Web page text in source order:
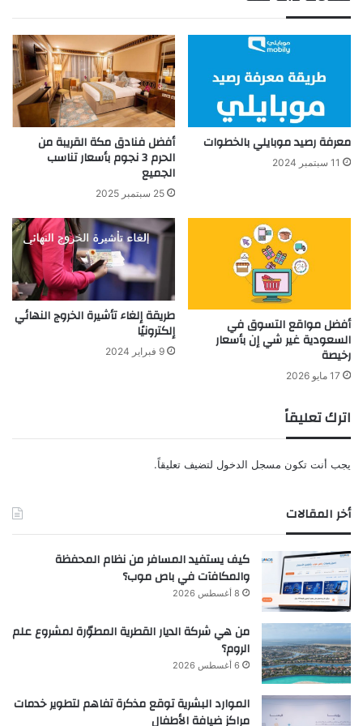
معرفة رصيد موبايلي بالخطوات
11 سبتمبر 2024
أفضل فنادق مكة القريبة من
الحرم 3 نجوم بأسعار تناسب
الجميع
25 سبتمبر 2025
أفضل مواقع التسوق في
السعودية غير شي إن بأسعار
رخيصة
17 مايو 2026
طريقة إلغاء تأشيرة الخروج النهائي
إلكترونيًا
9 فبراير 2024
اترك تعليقاً
يجب أنت تكون مسجل الدخول لتضيف تعليقاً.
أخر المقالات
كيف يستفيد المسافر من نظام المحفظة
والمكافآت في باص موب؟
8 أغسطس 2026
من هي شركة الديار القطرية المطوّرة لمشروع علم
الروم؟
6 أغسطس 2026
الموارد البشرية توقع مذكرة تفاهم لتطوير خدمات
مراكز ضيافة الأطفال